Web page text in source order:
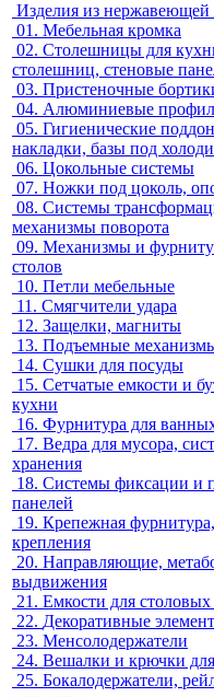
Изделия из нержавеющей
01. Мебельная кромка
02. Столешницы для
столешниц, стеновые
03. Пристеночные
04. Алюминиевые
05. Гигиенические
накладки, базы под
06. Цокольные системы
07. Ножки под цоколь,
08. Системы
механизмы поворота
09. Механизмы и
столов
10. Петли мебельные
11. Смягчители удара
12. Защелки, магниты
13. Подъемные
14. Сушки для посуды
15. Сетчатые емкости и
кухни
16. Фурнитура для
17. Ведра для мусора,
хранения
18. Системы фиксации и
панелей
19. Крепежная
крепления
20. Направляющие,
выдвижения
21. Емкости для
22. Декоративные
23. Менсолодержатели
24. Вешалки и крючки
25. Бокалодержатели,